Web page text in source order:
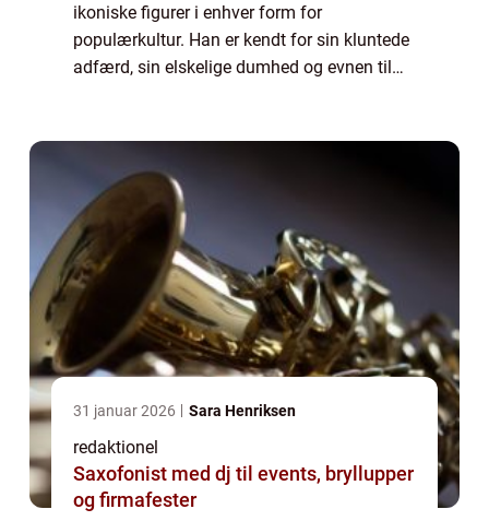
ikoniske figurer i enhver form for
populærkultur. Han er kendt for sin kluntede
adfærd, sin elskelige dumhed og evnen til
31 januar 2026 Sara Henriksen
redaktionel
Saxofonist med dj til events, bryllupper
og firmafester